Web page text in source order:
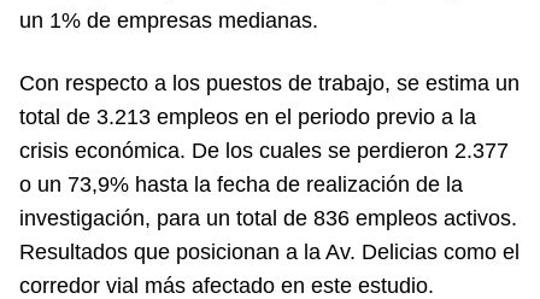
un 1% de empresas medianas.
Con respecto a los puestos de trabajo, se estima un
total de 3.213 empleos en el periodo previo a la
crisis económica. De los cuales se perdieron 2.377
o un 73,9% hasta la fecha de realización de la
investigación, para un total de 836 empleos activos.
Resultados que posicionan a la Av. Delicias como el
corredor vial más afectado en este estudio.